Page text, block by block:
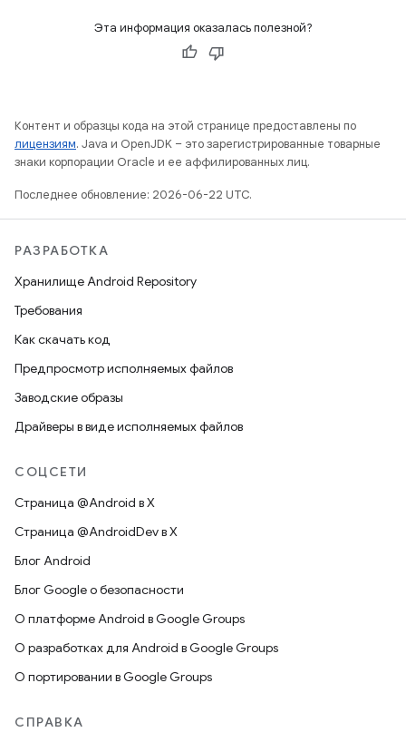
Эта информация оказалась полезной?
Контент и образцы кода на этой странице предоставлены по
лицензиям. Java и OpenJDK – это зарегистрированные товарные
знаки корпорации Oracle и ее аффилированных лиц.
Последнее обновление: 2026-06-22 UTC.
РАЗРАБОТКА
Хранилище Android Repository
Требования
Как скачать код
Предпросмотр исполняемых файлов
Заводские образы
Драйверы в виде исполняемых файлов
СОЦСЕТИ
Страница @Android в X
Страница @AndroidDev в X
Блог Android
Блог Google о безопасности
О платформе Android в Google Groups
О разработках для Android в Google Groups
О портировании в Google Groups
СПРАВКА